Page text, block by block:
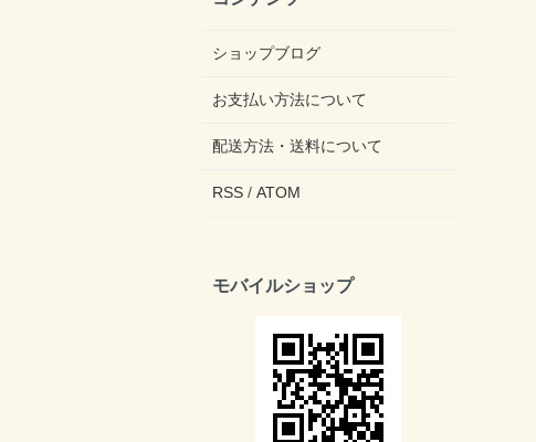
ショップブログ
お支払い方法について
配送方法・送料について
RSS / ATOM
モバイルショップ